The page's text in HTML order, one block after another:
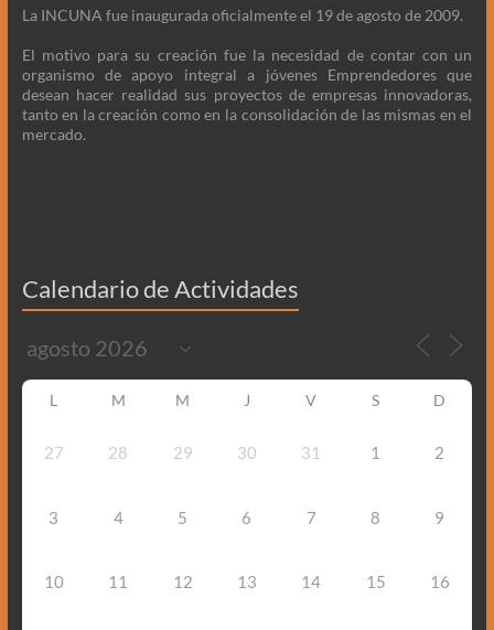
La INCUNA fue inaugurada oficialmente el 19 de agosto de 2009.
El motivo para su creación fue la necesidad de contar con un
organismo de apoyo integral a jóvenes Emprendedores que
desean hacer realidad sus proyectos de empresas innovadoras,
tanto en la creación como en la consolidación de las mismas en el
mercado.
Calendario de Actividades
L M M J V S D
27 28 29 30 31 1 2
3 4 5 6 7 8 9
10 11 12 13 14 15 16